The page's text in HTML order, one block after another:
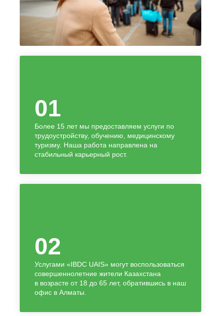
01
Более 15 лет мы предоставляем услуги по
трудоустройству, обучению, медицинскому
туризму. Наша работа направлена на
стабильный карьерный рост.
02
Услугами «IBDC UAIS» могут воспользоваться
совершеннолетние жители Казахстана
в возрасте от 18 до 65 лет, обратившись в наш
офис в Алматы.